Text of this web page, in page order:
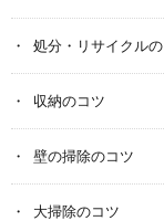
処分・リサイクル
収納のコツ
壁の掃除のコツ
大掃除のコツ